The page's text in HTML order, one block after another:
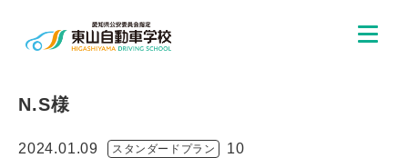
N.S様
2024.01.09 スタンダードプラン 10